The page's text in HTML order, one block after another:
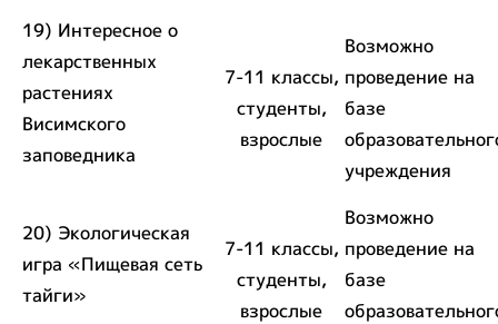
19) Интересное о
лекарственных
растениях
Висимского
заповедника
7-11 классы,
студенты,
взрослые
Возможно
проведение на
базе
учреждения
20) Экологическая
игра «Пищевая сеть
тайги»
7-11 классы,
студенты,
взрослые
Возможно
проведение на
базе